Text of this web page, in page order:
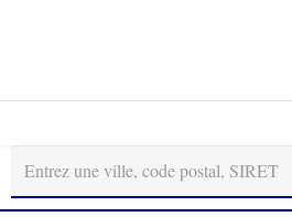
Autour
de
moi
Régions